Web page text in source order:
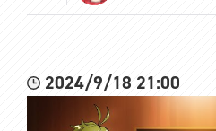
2024/9/18 21:00